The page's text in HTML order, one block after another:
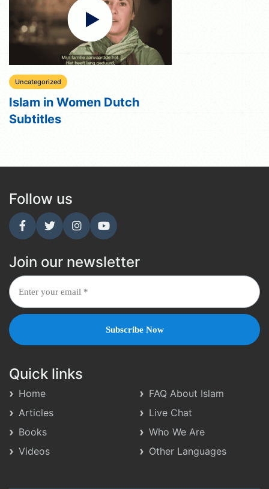
Uncategorized
Islam in Women Dutch
Subtitles
Follow us
Join our newsletter
Quick links
Home
Articles
Books
Videos
FAQ About Islam
Live Chat
Who We Are
Other Languages